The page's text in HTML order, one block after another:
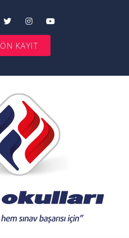
ÖN KAYIT